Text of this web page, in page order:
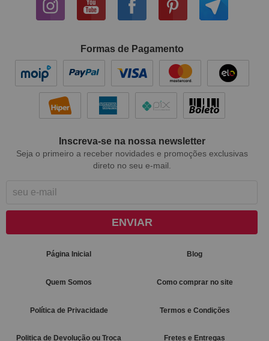
Formas de Pagamento
Inscreva-se na nossa newsletter
Seja o primeiro a receber novidades e promoções exclusivas
direto no seu e-mail.
ENVIAR
Página Inicial Blog
Quem Somos Como comprar no site
Política de Privacidade Termos e Condições
Politica de Devolução ou Troca Fretes e Entregas